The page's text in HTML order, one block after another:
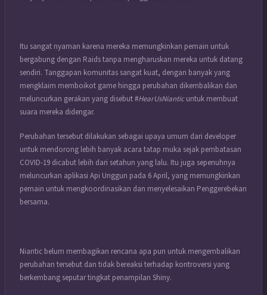
Itu sangat nyaman karena mereka memungkinkan pemain untuk
bergabung dengan Raids tanpa mengharuskan mereka untuk datang
sendiri. Tanggapan komunitas sangat kuat, dengan banyak yang
mengklaim memboikot game hingga perubahan dikembalikan dan
meluncurkan gerakan yang disebut #HearUsNianticuntuk membuat
suara mereka didengar.
Perubahan tersebut dilakukan sebagai upaya umum dari developer
untuk mendorong lebih banyak acara tatap muka sejak pembatasan
COVID-19 dicabut lebih dari setahun yang lalu. Itu juga sepenuhnya
meluncurkan aplikasi Api Unggun pada 6 April, yang memungkinkan
pemain untuk mengkoordinasikan dan menyelesaikan Penggerebekan
bersama.
Niantic belum membagikan rencana apa pun untuk mengembalikan
perubahan tersebut dan tidak bereaksi terhadap kontroversi yang
berkembang seputar tingkat penampilan Shiny.